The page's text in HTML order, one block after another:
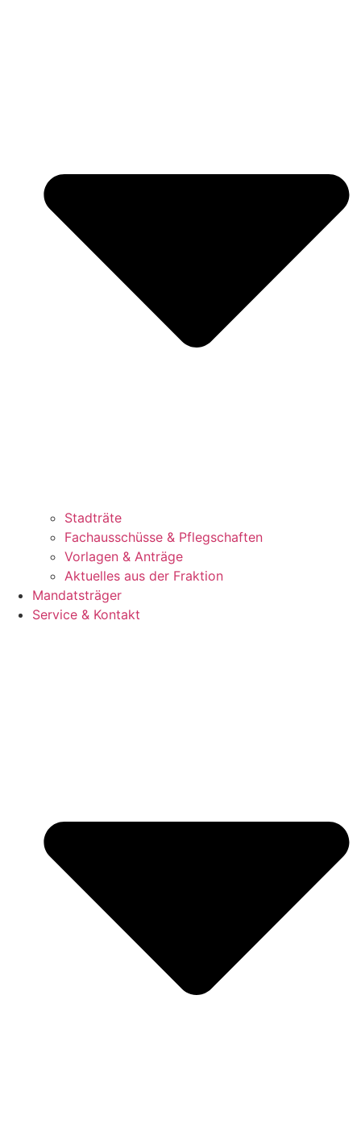
Stadträte
Fachausschüsse & Pflegschaften
Vorlagen & Anträge
Aktuelles aus der Fraktion
Mandatsträger
Service & Kontakt